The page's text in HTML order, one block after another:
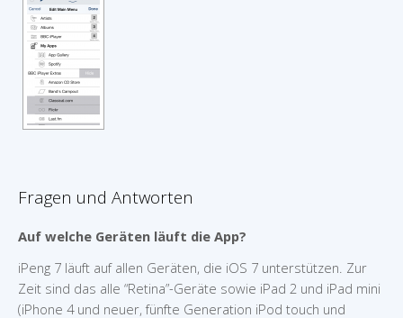
Fragen und Antworten
Auf welche Geräten läuft die App?
iPeng 7 läuft auf allen Geräten, die iOS 7 unterstützen. Zur
Zeit sind das alle “Retina”-Geräte sowie iPad 2 und iPad mini
(iPhone 4 und neuer, fünfte Generation iPod touch und